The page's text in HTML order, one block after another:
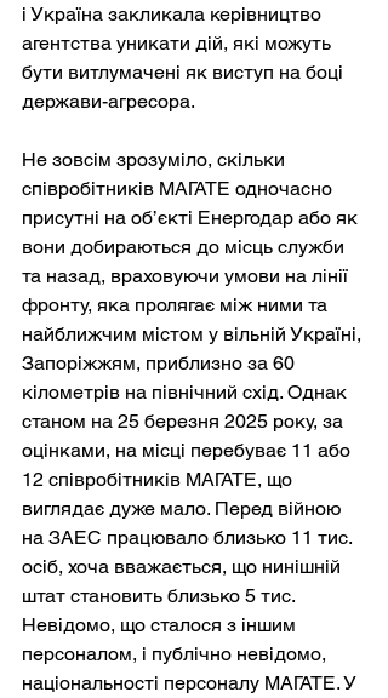
і Україна закликала керівництво
агентства уникати дій, які можуть
бути витлумачені як виступ на боці
держави-агресора.
Не зовсім зрозуміло, скільки
співробітників МАГАТЕ одночасно
присутні на об’єкті Енергодар або як
вони добираються до місць служби
та назад, враховуючи умови на лінії
фронту, яка пролягає між ними та
найближчим містом у вільній Україні,
Запоріжжям, приблизно за 60
кілометрів на північний схід. Однак
станом на 25 березня 2025 року, за
оцінками, на місці перебуває 11 або
12 співробітників МАГАТЕ, що
виглядає дуже мало. Перед війною
на ЗАЕС працювало близько 11 тис.
осіб, хоча вважається, що нинішній
штат становить близько 5 тис.
Невідомо, що сталося з іншим
персоналом, і публічно невідомо,
національності персоналу МАГАТЕ. У